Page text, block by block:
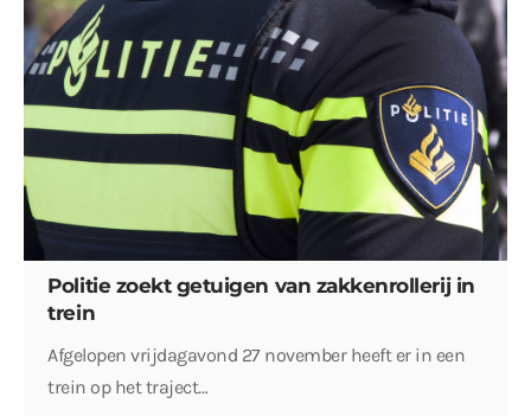
Politie zoekt getuigen van zakkenrollerij in
trein
Afgelopen vrijdagavond 27 november heeft er in een
trein op het traject…